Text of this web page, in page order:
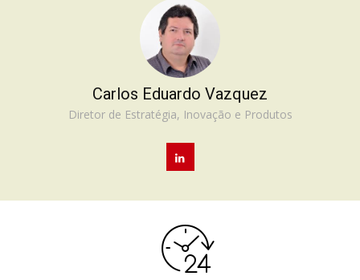
Carlos Eduardo Vazquez
Diretor de Estratégia, Inovação e Produtos